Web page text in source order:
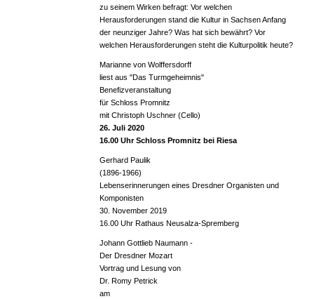
zu seinem Wirken befragt: Vor welchen
Herausforderungen stand die Kultur in Sachsen Anfang
der neunziger Jahre? Was hat sich bewährt? Vor
welchen Herausforderungen steht die Kulturpolitik heute?
Marianne von Wolffersdorff
liest aus "Das Turmgeheimnis"
Benefizveranstaltung
für Schloss Promnitz
mit Christoph Uschner (Cello)
26. Juli 2020
16.00 Uhr Schloss Promnitz bei Riesa
Gerhard Paulik
(1896-1966)
Lebenserinnerungen eines Dresdner Organisten und
Komponisten
30. November 2019
16.00 Uhr Rathaus Neusalza-Spremberg
Johann Gottlieb Naumann -
Der Dresdner Mozart
Vortrag und Lesung von
Dr. Romy Petrick
am